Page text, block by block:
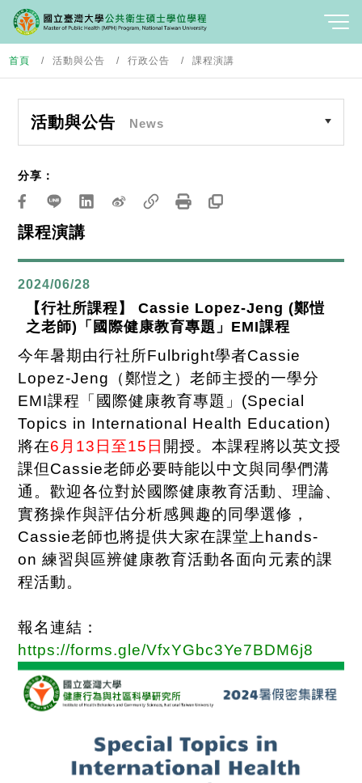
首頁 活動與公告 行政公告 課程演講
活動與公告 News
課程演講
分享：
2024/06/28
【行社所課程】 Cassie Lopez-Jeng (鄭愷
之老師)「國際健康教育專題」EMI課程
今年暑期由行社所Fulbright學者Cassie
Lopez-Jeng
（鄭愷之）老師主授的一學分
EMI課程「國際健康教育專題」 (Special
Topics in International Health Education)
將在6 月 13 日至15 日 開授。本課程將以英文授
課但Cassie老師必要時能以中文與同學們溝
通。歡迎各位對於國際健康教育活動、理論、
實務操作與評估分析感興趣的同學選修，
Cassie老師也將提供大家在課堂上 hands-
on練習與區辨健康教育活動各面向元素的課
程活動。
報名連結：
https://forms.gle/VfxYGbc3Ye7BDM6j8